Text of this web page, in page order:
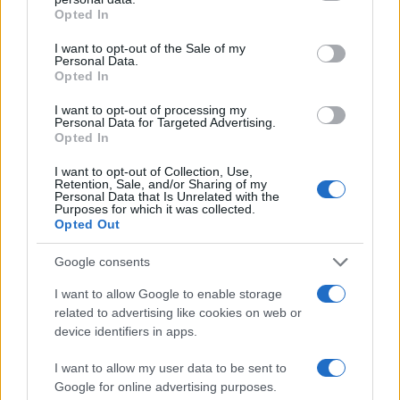
grant or deny consent to Google and its third-party tags to
use your data for below specified purposes in below Google
consent section.
Opted In
I want to opt-out of the Sale of my
Personal Data.
Opted In
I want to opt-out of processing my
Personal Data for Targeted Advertising.
Opted In
I want to opt-out of Collection, Use,
Retention, Sale, and/or Sharing of my
Personal Data that Is Unrelated with the
Purposes for which it was collected.
Opted Out
Google consents
I want to allow Google to enable storage
related to advertising like cookies on web or
device identifiers in apps.
I want to allow my user data to be sent to
Google for online advertising purposes.
Αρχές ενημερώθηκαν για τροχαίο στην περιοχή